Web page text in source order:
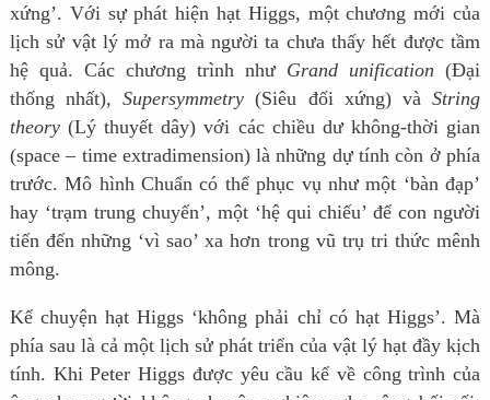
xứng’. Với sự phát hiện hạt Higgs, một chương mới của
lịch sử vật lý mở ra mà người ta chưa thấy hết được tầm
hệ quả. Các chương trình như Grand unification(Đại
thống nhất),Supersymmetry (Siêu đối xứng) vàString
theory(Lý thuyết dây) với các chiều dư không-thời gian
(space – time extradimension) là những dự tính còn ở phía
trước. Mô hình Chuẩn có thể phục vụ như một ‘bàn đạp’
hay ‘trạm trung chuyển’, một ‘hệ qui chiếu’ để con người
tiến đến những ‘vì sao’ xa hơn trong vũ trụ tri thức mênh
mông.
Kể chuyện hạt Higgs ‘không phải chỉ có hạt Higgs’. Mà
phía sau là cả một lịch sử phát triển của vật lý hạt đầy kịch
tính. Khi Peter Higgs được yêu cầu kể về công trình của